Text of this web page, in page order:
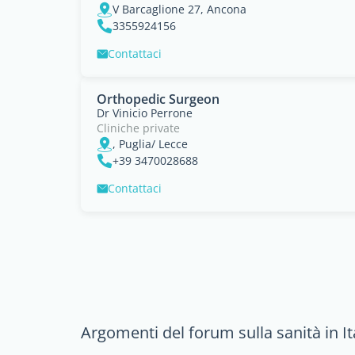
V Barcaglione 27, Ancona
3355924156
Contattaci
Orthopedic Surgeon
Dr Vinicio Perrone
Cliniche private
, Puglia/ Lecce
+39 3470028688
Contattaci
Argomenti del forum sulla sanità in